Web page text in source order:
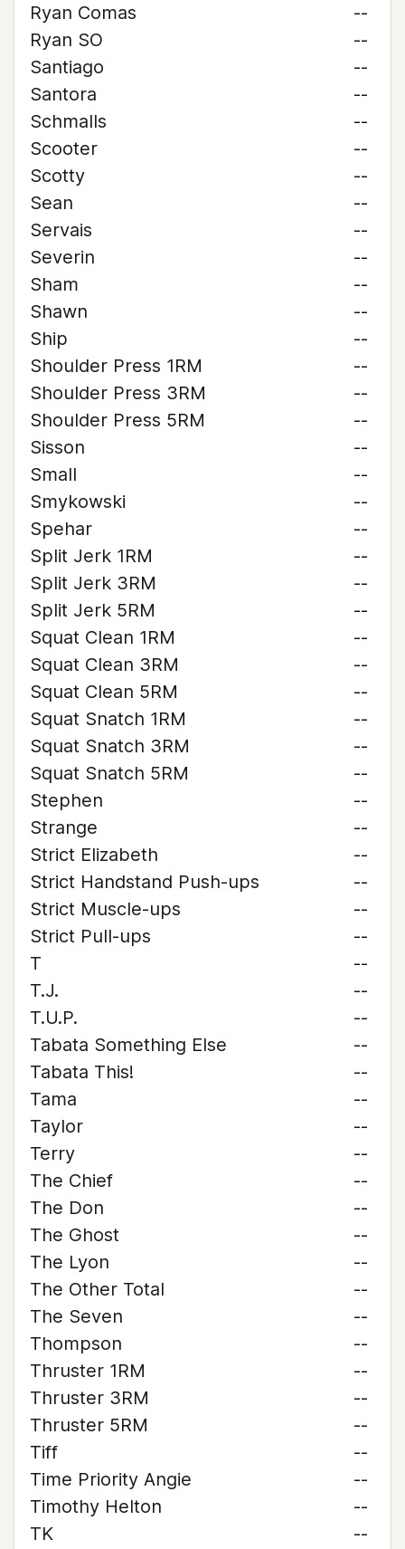
Ryan Comas
--
Ryan SO
--
Santiago
--
Santora
--
Schmalls
--
Scooter
--
Scotty
--
Sean
--
Servais
--
Severin
--
Sham
--
Shawn
--
Ship
--
Shoulder Press 1RM
--
Shoulder Press 3RM
--
Shoulder Press 5RM
--
Sisson
--
Small
--
Smykowski
--
Spehar
--
Split Jerk 1RM
--
Split Jerk 3RM
--
Split Jerk 5RM
--
Squat Clean 1RM
--
Squat Clean 3RM
--
Squat Clean 5RM
--
Squat Snatch 1RM
--
Squat Snatch 3RM
--
Squat Snatch 5RM
--
Stephen
--
Strange
--
Strict Elizabeth
--
Strict Handstand Push-ups
--
Strict Muscle-ups
--
Strict Pull-ups
--
T
--
T.J.
--
T.U.P.
--
Tabata Something Else
--
Tabata This!
--
Tama
--
Taylor
--
Terry
--
The Chief
--
The Don
--
The Ghost
--
The Lyon
--
The Other Total
--
The Seven
--
Thompson
--
Thruster 1RM
--
Thruster 3RM
--
Thruster 5RM
--
Tiff
--
Time Priority Angie
--
Timothy Helton
--
TK
--